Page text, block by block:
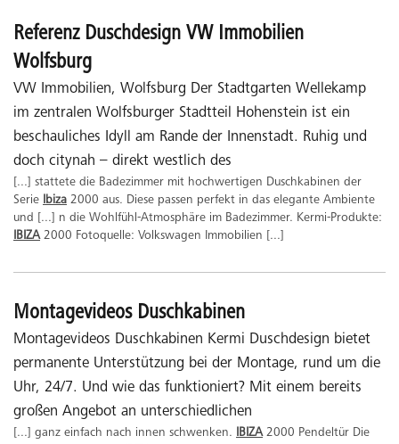
Referenz Duschdesign VW Immobilien
Wolfsburg
VW Immobilien, Wolfsburg Der Stadtgarten Wellekamp
im zentralen Wolfsburger Stadtteil Hohenstein ist ein
beschauliches Idyll am Rande der Innenstadt. Ruhig und
doch citynah – direkt westlich des
[...] stattete die Badezimmer mit hochwertigen Duschkabinen der
Serie Ibiza 2000 aus. Diese passen perfekt in das elegante Ambiente
und [...] n die Wohlfühl-Atmosphäre im Badezimmer. Kermi-Produkte:
IBIZA2000 Fotoquelle: Volkswagen Immobilien [...]
Montagevideos Duschkabinen
Montagevideos Duschkabinen Kermi Duschdesign bietet
permanente Unterstützung bei der Montage, rund um die
Uhr, 24/7. Und wie das funktioniert? Mit einem bereits
großen Angebot an unterschiedlichen
[...] ganz einfach nach innen schwenken. IBIZA2000 Pendeltür Die